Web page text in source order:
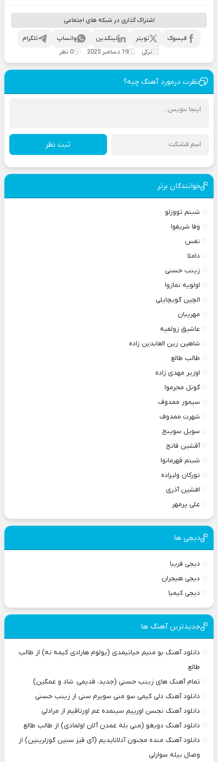
اشتراک گذاری در شبکه های اجتماعی
تلگرام واتساپ لینکدین تویتر
فیسوک
ترکی
19 دسامبر 2025 0 نظر
نظرت درمورد آهنگ چیه؟
ثبت نظر
خوانندگان برتر
شبنم تووزلو
وفا شریفوا
نفس
داملا
زینب حسنی
اولویه نمازوا
الچین گویچایلی
مهریبان
عاشیق زولفیه
شاهین زین العابدین زاده
طالب طالع
اوزیر مهدی زاده
گونل محرموا
سیمور ممدوف
شهرت ممدوف
سویل سوینج
آقشین فاتح
شبنم قهرمانوا
تورکان ولیزاده
افشین آذری
علی پرمهر
دیجی ها
دیجی فریبا
دیجی هیجران
دیجی کیمیا
جدیدترین آهنگ ها
دانلود آهنگ بو منیم حیاتیمدی (یولوم هارادی کیمه نه) از طالب
طالع
تمام آهنگ های زینب حسنی (جدید، قدیمی، شاد و غمگین)
دانلود آهنگ دلی کیمی سو منی سویرم سنی از زینب حسنی
دانلود آهنگ نجسن اورییم سینمده غم اورتاقیم از مرادلی
دانلود آهنگ دویغو (منی بله غمدن آلان اولمادی) از طالب طالع
دانلود آهنگ منده مجنون آدلانایدیم (آی قیز سنین گوزلرینین) از
وصال بیله سوارلی